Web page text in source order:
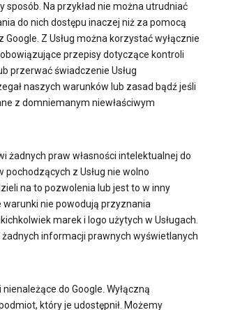
sposób. Na przykład nie można utrudniać
do nich dostępu inaczej niż za pomocą
Z Usług można korzystać wyłącznie
przepisy dotyczące kontroli
przerwać świadczenie Usług
naszych warunków lub zasad bądź jeśli
z domniemanym niewłaściwym
żadnych praw własności intelektualnej do
pochodzących z Usług nie wolno
na to pozwolenia lub jest to w inny
nie powodują przyznania
marek i logo użytych w Usługach.
żadnych informacji prawnych wyświetlanych
do Google. Wyłączną
który je udostępnił. Możemy